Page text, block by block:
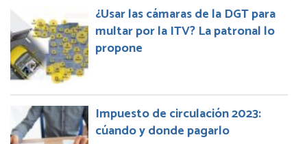
¿Usar las cámaras de la DGT para
multar por la ITV? La patronal lo
propone
Impuesto de circulación 2023:
cúando y donde pagarlo